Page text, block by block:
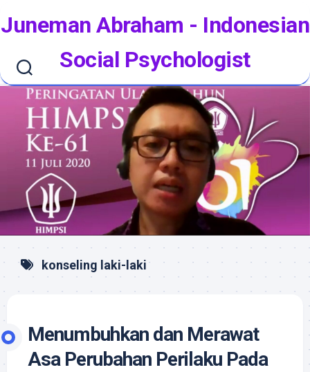
Juneman Abraham - Indonesian
Social Psychologist
konseling laki-laki
Menumbuhkan dan Merawat
Asa Perubahan Perilaku Pada